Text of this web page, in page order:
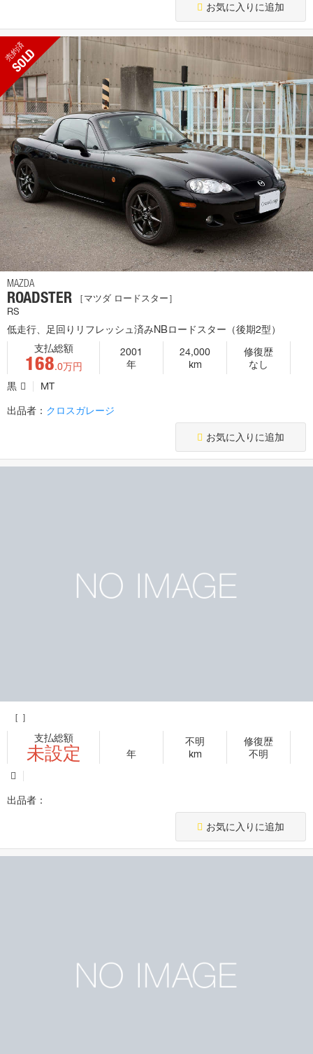
お気に入りに追加
MAZDA
ROADSTER ［マツダ ロードスター］
RS
低走行、足回りリフレッシュ済みNBロードスター（後期2型）
支払総額
168.0万円
2001
年
24,000
km
修復歴
なし
黒
MT
出品者： クロスガレージ
お気に入りに追加
売約済
SOLD
［ ］
支払総額
未設定 年
不明
km
修復歴
不明
出品者：
お気に入りに追加